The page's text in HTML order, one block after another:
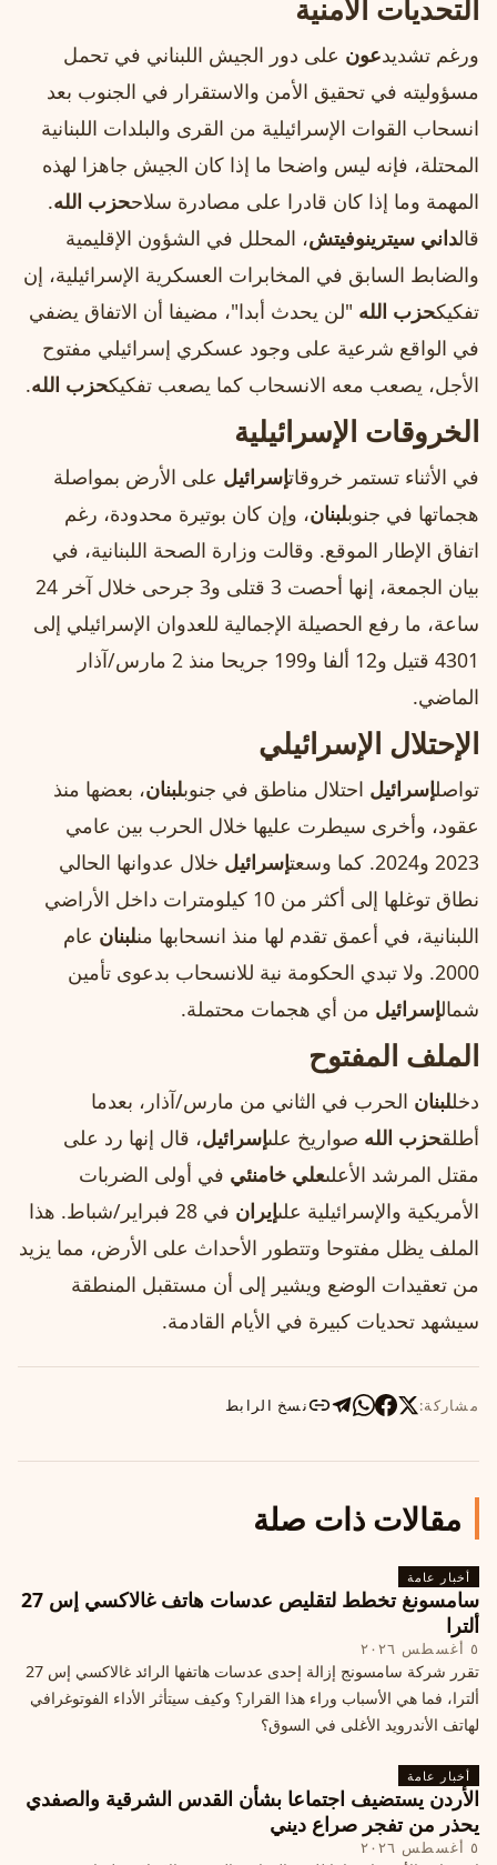
التحديات الأمنية
ورغم تشديدعون على دور الجيش اللبناني في تحمل
مسؤوليته في تحقيق الأمن والاستقرار في الجنوب بعد
انسحاب القوات الإسرائيلية من القرى والبلدات اللبنانية
المحتلة، فإنه ليس واضحا ما إذا كان الجيش جاهزا لهذه
المهمة وما إذا كان قادرا على مصادرة سلاححزب الله.
قالداني سيترينوفيتش، المحلل في الشؤون الإقليمية
والضابط السابق في المخابرات العسكرية الإسرائيلية، إن
تفكيكحزب الله "لن يحدث أبدا"، مضيفا أن الاتفاق يضفي
في الواقع شرعية على وجود عسكري إسرائيلي مفتوح
الأجل، يصعب معه الانسحاب كما يصعب تفكيكحزب الله.
الخروقات الإسرائيلية
في الأثناء تستمر خروقاتإسرائيل على الأرض بمواصلة
هجماتها في جنوبلبنان، وإن كان بوتيرة محدودة، رغم
اتفاق الإطار الموقع. وقالت وزارة الصحة اللبنانية، في
بيان الجمعة، إنها أحصت 3 قتلى و3 جرحى خلال آخر 24
ساعة، ما رفع الحصيلة الإجمالية للعدوان الإسرائيلي إلى
4301 قتيل و12 ألفا و199 جريحا منذ 2 مارس/آذار
الماضي.
الإحتلال الإسرائيلي
تواصلإسرائيل احتلال مناطق في جنوبلبنان، بعضها منذ
عقود، وأخرى سيطرت عليها خلال الحرب بين عامي
2023 و2024. كما وسعت
إسرائيل خلال عدوانها الحالي
نطاق توغلها إلى أكثر من 10 كيلومترات داخل الأراضي
اللبنانية، في أعمق تقدم لها منذ انسحابها منلبنان عام
2000. ولا تبدي الحكومة نية للانسحاب بدعوى تأمين
شمالإسرائيل من أي هجمات محتملة.
الملف المفتوح
دخللبنان الحرب في الثاني من مارس/آذار، بعدما
أطلقحزب الله صواريخ علىإسرائيل، قال إنها رد على
مقتل المرشد الأعلىعلي خامنئي في أولى الضربات
الأمريكية والإسرائيلية علىإيران
في 28 فبراير/شباط. هذا
الملف يظل مفتوحا وتتطور الأحداث على الأرض، مما يزيد
من تعقيدات الوضع ويشير إلى أن مستقبل المنطقة
سيشهد تحديات كبيرة في الأيام القادمة.
مشاركة: نسخ الرابط
مقالات ذات صلة
أخبار عامة
سامسونغ تخطط لتقليص عدسات هاتف غالاكسي إس 27
ألترا
٥ أغسطس ٢٠٢٦
تقرر شركة سامسونج إزالة إحدى عدسات هاتفها الرائد غالاكسي إس 27
ألترا، فما هي الأسباب وراء هذا القرار؟ وكيف سيتأثر الأداء الفوتوغرافي
لهاتف الأندرويد الأغلى في السوق؟
أخبار عامة
الأردن يستضيف اجتماعا بشأن القدس الشرقية والصفدي
يحذر من تفجر صراع ديني
٥ أغسطس ٢٠٢٦